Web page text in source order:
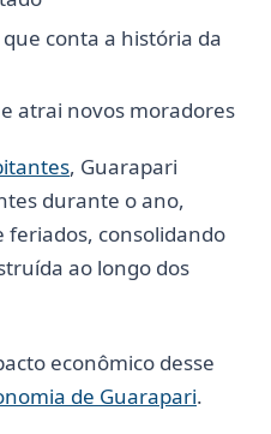
que conta a história da
atrai novos moradores
, Guarapari
durante o ano,
feriados, consolidando
ao longo dos
econômico desse
de Guarapari.